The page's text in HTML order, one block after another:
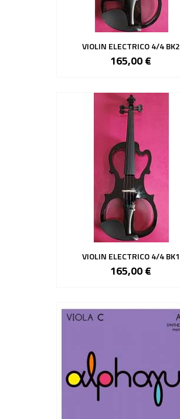
VIOLIN ELECTRICO 4/4 BK2
165,00 €
VIOLIN ELECTRICO 4/4 BK1
165,00 €